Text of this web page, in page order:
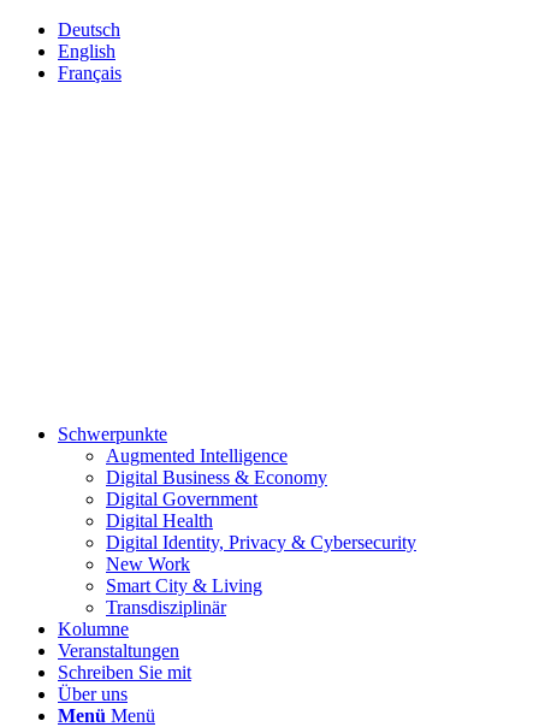
Deutsch
English
Français
Schwerpunkte
Augmented Intelligence
Digital Business & Economy
Digital Government
Digital Health
Digital Identity, Privacy & Cybersecurity
New Work
Smart City & Living
Transdisziplinär
Kolumne
Veranstaltungen
Schreiben Sie mit
Über uns
Menü Menü